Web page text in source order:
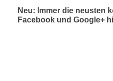
Neu: Immer die neusten
Facebook und Google+